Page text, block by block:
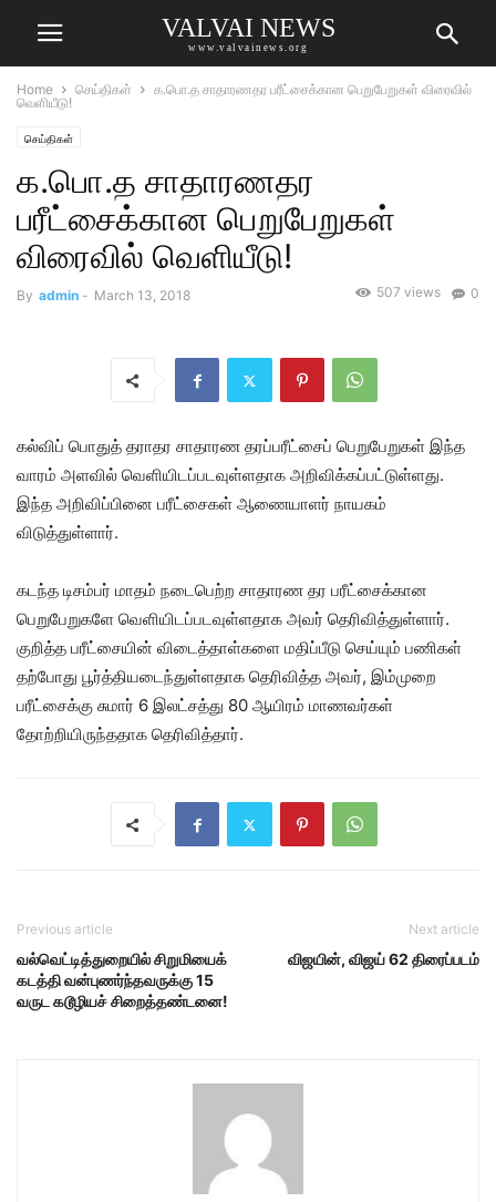
VALVAI NEWS
www.valvainews.org
Home செய்திகள்
க.பொ.த சாதாரணதர பரீட்சைக்கான பெறுபேறுகள் விரைவில்
வெளியீடு!
செய்திகள்
க.பொ.த சாதாரணதர
பரீட்சைக்கான பெறுபேறுகள்
விரைவில் வெளியீடு!
By admin - March 13, 2018 0
507 views
கல்விப் பொதுத் தராதர சாதாரண தரப்பரீட்சைப் பெறுபேறுகள் இந்த
வாரம் அளவில் வெளியிடப்படவுள்ளதாக அறிவிக்கப்பட்டுள்ளது.
இந்த அறிவிப்பினை பரீட்சைகள் ஆணையாளர் நாயகம்
விடுத்துள்ளார்.
கடந்த டிசம்பர் மாதம் நடைபெற்ற சாதாரண தர பரீட்சைக்கான
பெறுபேறுகளே வெளியிடப்படவுள்ளதாக அவர் தெரிவித்துள்ளார்.
குறித்த பரீட்சையின் விடைத்தாள்களை மதிப்பீடு செய்யும் பணிகள்
தற்போது பூர்த்தியடைந்துள்ளதாக தெரிவித்த அவர், இம்முறை
பரீட்சைக்கு சுமார் 6 இலட்சத்து 80 ஆயிரம் மாணவர்கள்
தோற்றியிருந்ததாக தெரிவித்தார்.
Previous article
வல்வெட்டித்துறையில் சிறுமியைக்
கடத்தி வன்புணர்ந்தவருக்கு 15
வருட கடூழியச் சிறைத்தண்டனை!
Next article
விஜயின், விஜய் 62 திரைப்படம்